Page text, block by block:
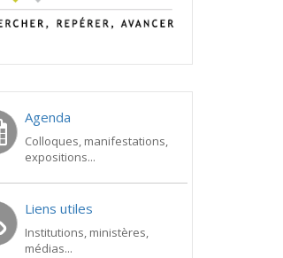
Agenda
Colloques, manifestations,
expositions...
Liens utiles
Institutions, ministères,
médias...